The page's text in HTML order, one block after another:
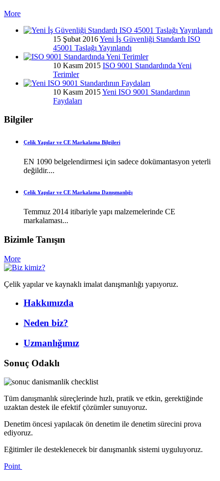
More
15 Şubat 2016Yeni İş Güvenliği Standardı ISO
45001 Taslağı Yayınlandı
10 Kasım 2015 ISO 9001 Standardında Yeni
Terimler
10 Kasım 2015Yeni ISO 9001 Standardının
Faydaları
Bilgiler
Çelik Yapılar ve CE Markalama Bilgileri
EN 1090 belgelendirmesi için sadece dokümantasyon yeterli
değildir....
Çelik Yapılar ve CE Markalama Danışmanlığı
Temmuz 2014 itibariyle yapı malzemelerinde CE
markalaması...
Bizimle Tanışın
More
Çelik yapılar ve kaynaklı imalat danışmanlığı yapıyoruz.
Hakkımızda
Neden biz?
Uzmanlığımız
Sonuç Odaklı
Tüm danışmanlık süreçlerinde hızlı, pratik ve etkin, gerektiğinde
uzaktan destek ile efektif çözümler sunuyoruz.
Denetim öncesi yapılacak ön denetim ile denetim sürecini prova
ediyoruz.
Eğitimler ile desteklenecek bir danışmanlık sistemi uyguluyoruz.
Point